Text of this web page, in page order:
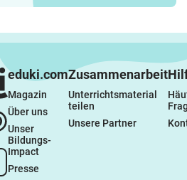
eduki.com
Magazin
Über uns
Unser
Bildungs-
Impact
Presse
Zusammenarbeit
Unterrichtsmaterial
teilen
Unsere Partner